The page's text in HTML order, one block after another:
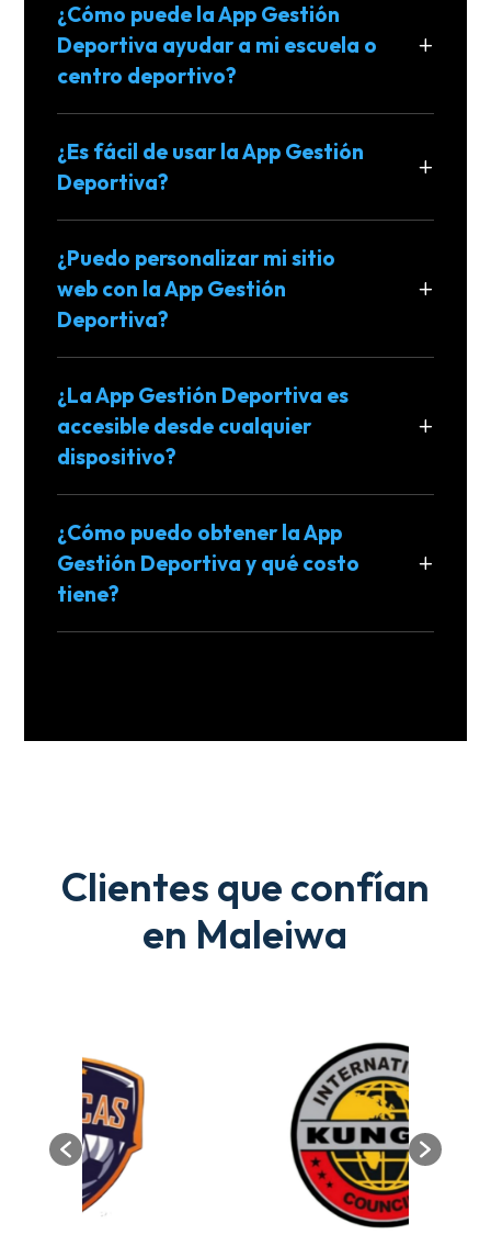
¿Cómo puede la App Gestión
Deportiva ayudar a mi escuela o
centro deportivo?
¿Es fácil de usar la App Gestión
Deportiva?
¿Puedo personalizar mi sitio
web con la App Gestión
Deportiva?
¿La App Gestión Deportiva es
accesible desde cualquier
dispositivo?
¿Cómo puedo obtener la App
Gestión Deportiva y qué costo
tiene?
Clientes que confían
en Maleiwa